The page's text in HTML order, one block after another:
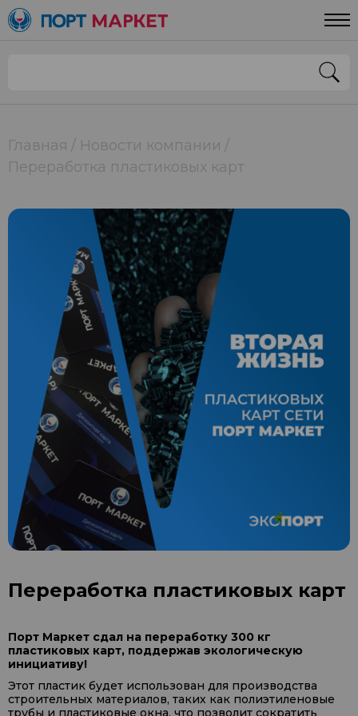
Главная
Новости компании
Переработка пластиковых карт
Переработка пластиковых карт
Порт Маркет сдал на переработку 300 кг
пластиковых карт, поддержав экологическую
инициативу!
Этот пластик будет использован для производства
строительных материалов, таких как полиэтиленовые
трубы и пластиковые окна, что позволит сократить